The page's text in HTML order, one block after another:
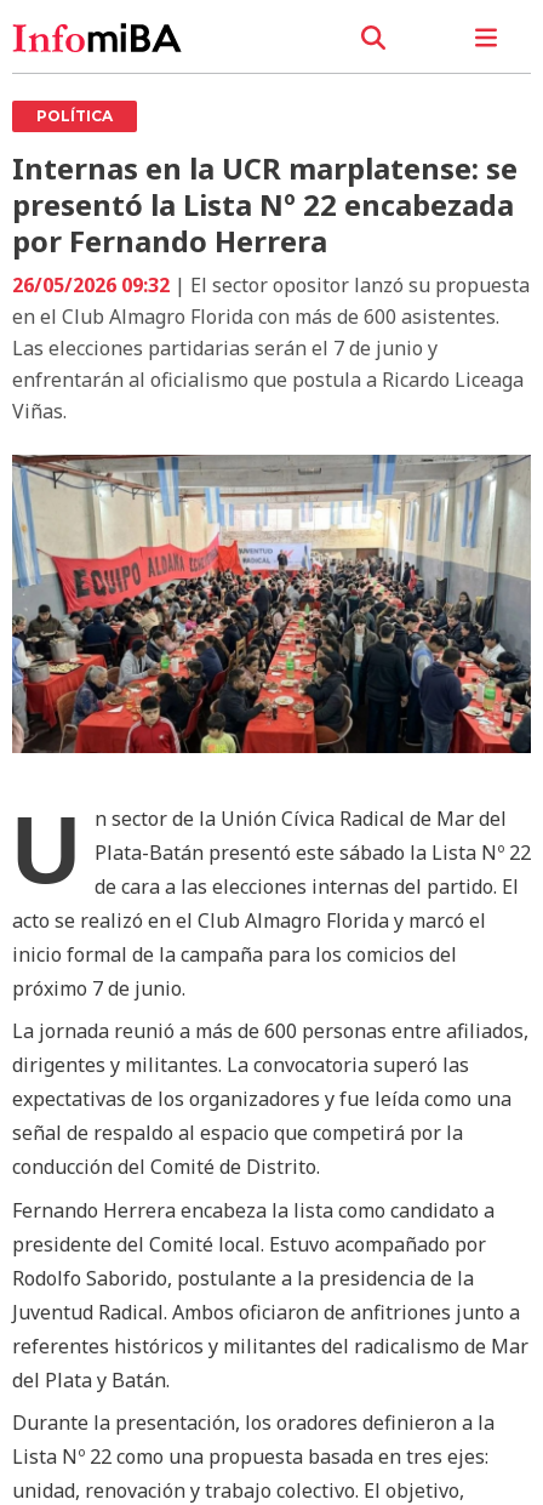
POLÍTICA
Internas en la UCR marplatense: se
presentó la Lista Nº 22 encabezada
por Fernando Herrera
26/05/2026 09:32 | El sector opositor lanzó su propuesta
en el Club Almagro Florida con más de 600 asistentes.
Las elecciones partidarias serán el 7 de junio y
enfrentarán al oficialismo que postula a Ricardo Liceaga
Viñas.
U
n sector de la Unión Cívica Radical de Mar del
Plata-Batán presentó este sábado la Lista Nº 22
de cara a las elecciones internas del partido. El
acto se realizó en el Club Almagro Florida y marcó el
inicio formal de la campaña para los comicios del
próximo 7 de junio.
La jornada reunió a más de 600 personas entre afiliados,
dirigentes y militantes. La convocatoria superó las
expectativas de los organizadores y fue leída como una
señal de respaldo al espacio que competirá por la
conducción del Comité de Distrito.
Fernando Herrera encabeza la lista como candidato a
presidente del Comité local. Estuvo acompañado por
Rodolfo Saborido, postulante a la presidencia de la
Juventud Radical. Ambos oficiaron de anfitriones junto a
referentes históricos y militantes del radicalismo de Mar
del Plata y Batán.
Durante la presentación, los oradores definieron a la
Lista Nº 22 como una propuesta basada en tres ejes:
unidad, renovación y trabajo colectivo. El objetivo,